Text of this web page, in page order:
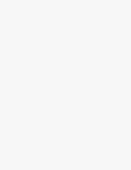
były zebrane lub w inny sposób
na przetwarzanie danych osobowych,
z prawem,
się z obowiązku wynikającego
danych osobowych – na
celów, ale osoba, której dane
wobec przetwarzania danych - do
RODO, w przypadku gdy łącznie
umowy zawartej z osobą, której
art. 21 RODO, wobec